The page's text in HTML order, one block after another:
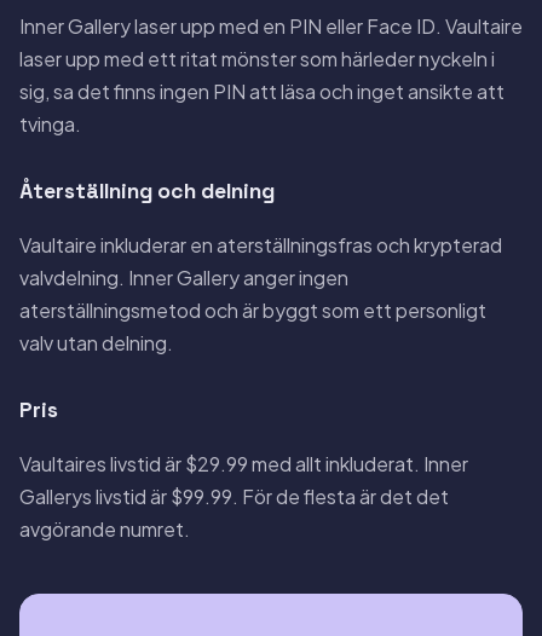
Inner Gallery laser upp med en PIN eller Face ID. Vaultaire
laser upp med ett ritat mönster som härleder nyckeln i
sig, sa det finns ingen PIN att läsa och inget ansikte att
tvinga.
Återställning och delning
Vaultaire inkluderar en aterställningsfras och krypterad
valvdelning. Inner Gallery anger ingen
aterställningsmetod och är byggt som ett personligt
valv utan delning.
Pris
Vaultaires livstid är $29.99 med allt inkluderat. Inner
Gallerys livstid är $99.99. För de flesta är det det
avgörande numret.